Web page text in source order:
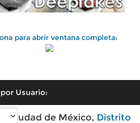
para abrir ventana completa:
Usuario:
Ciudad de México, Distrito